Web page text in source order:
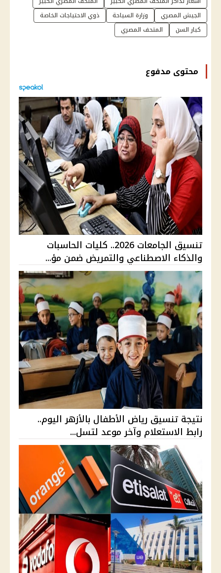
الجيش المصري
وزارة السياحة
ذوي الاحتياجات الخاصة
كبار السن
المتحف المصري
محتوى مدفوع
تنسيق الجامعات 2026.. كليات الحاسبات
والذكاء الاصطناعي والتمريض ضمن مؤ...
نتيجة تنسيق رياض الأطفال بالأزهر اليوم..
رابط الاستعلام وآخر موعد لتسل...